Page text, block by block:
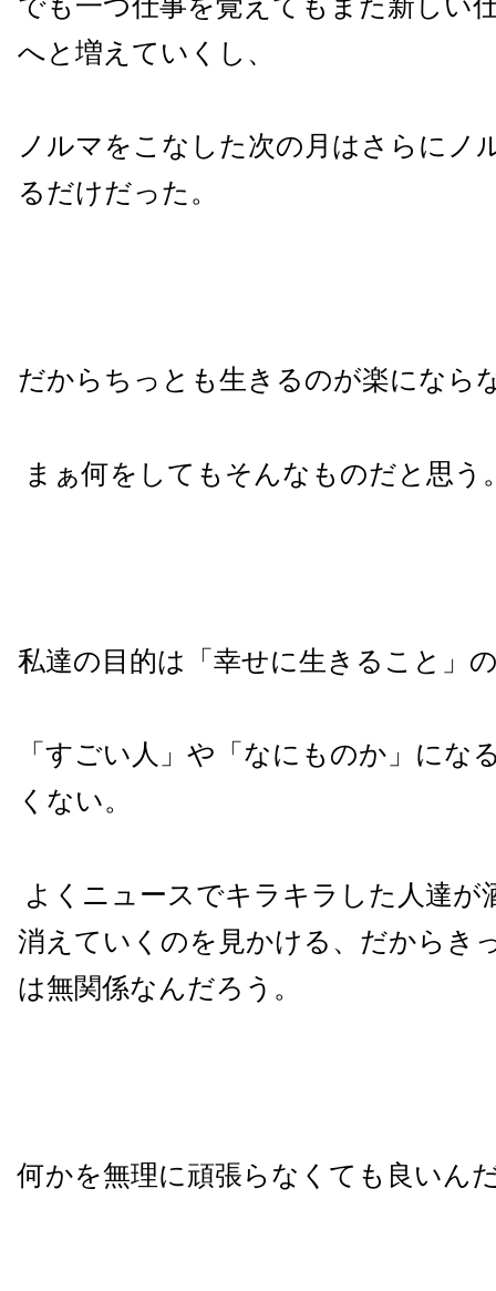
へと増えていくし、
ノルマをこなした次の月はさらにノ
るだけだった。
だからちっとも生きるのが楽になら
まぁ何をしてもそんなものだと思う
私達の目的は「幸せに生きること」
「すごい人」や「なにものか」にな
くない。
よくニュースでキラキラした人達が
消えていくのを見かける、だからき
は無関係なんだろう。
何かを無理に頑張らなくても良いん